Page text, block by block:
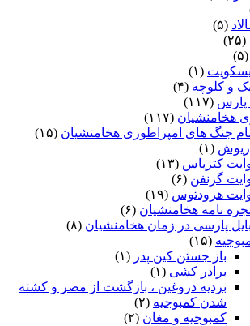
(۵)
(۲۵)
(۵)
(۱)
و کلوچه (۴)
پارس (۱۱۷)
هخامنشیان (۱۱۷)
جنگ های امپراطوری هخامنشیان (۱۵)
(۱)
کتزیاس (۱۳)
گزنفن (۶)
هرودتوس (۱۹)
نامه هخامنشیان (۶)
پارسی در زمان هخامنشیان (۸)
(۱۵)
باز جستن کین پدر (۱)
برادر کشی (۱)
بردیه دروغین ، بازگشت از مصر و کشته
شدن کمبوجیه (۲)
کمبوجیه و مغان (۲)